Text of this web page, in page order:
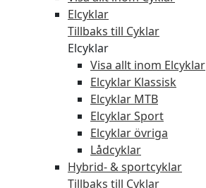
Elcyklar
Tillbaks till Cyklar
Elcyklar
Visa allt inom Elcyklar
Elcyklar Klassisk
Elcyklar MTB
Elcyklar Sport
Elcyklar övriga
Lådcyklar
Hybrid- & sportcyklar
Tillbaks till Cyklar